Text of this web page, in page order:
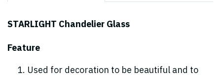
STARLIGHT Chandelier Glass
Feature
Used for decoration to be beautiful and to